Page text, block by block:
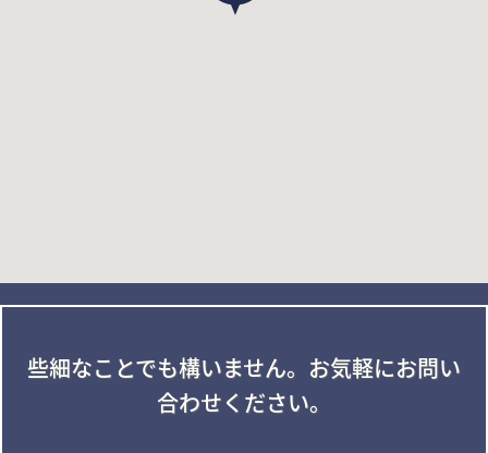
些細なことでも構いません。 お気軽にお問い
合わせください。